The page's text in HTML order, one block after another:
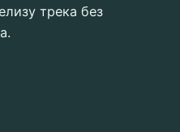
трека без